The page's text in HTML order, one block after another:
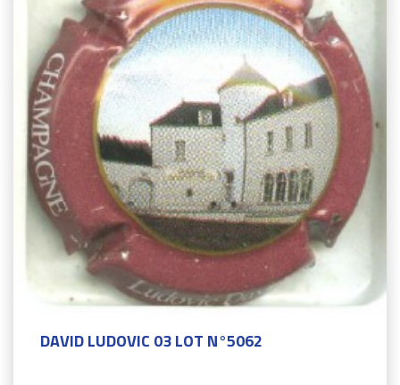
DAVID LUDOVIC 03 LOT N°5062